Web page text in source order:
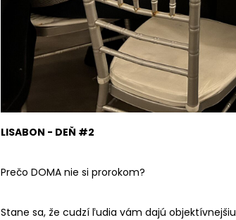
LISABON - DEŇ #2
Prečo DOMA nie si prorokom?
Stane sa, že cudzí ľudia vám dajú